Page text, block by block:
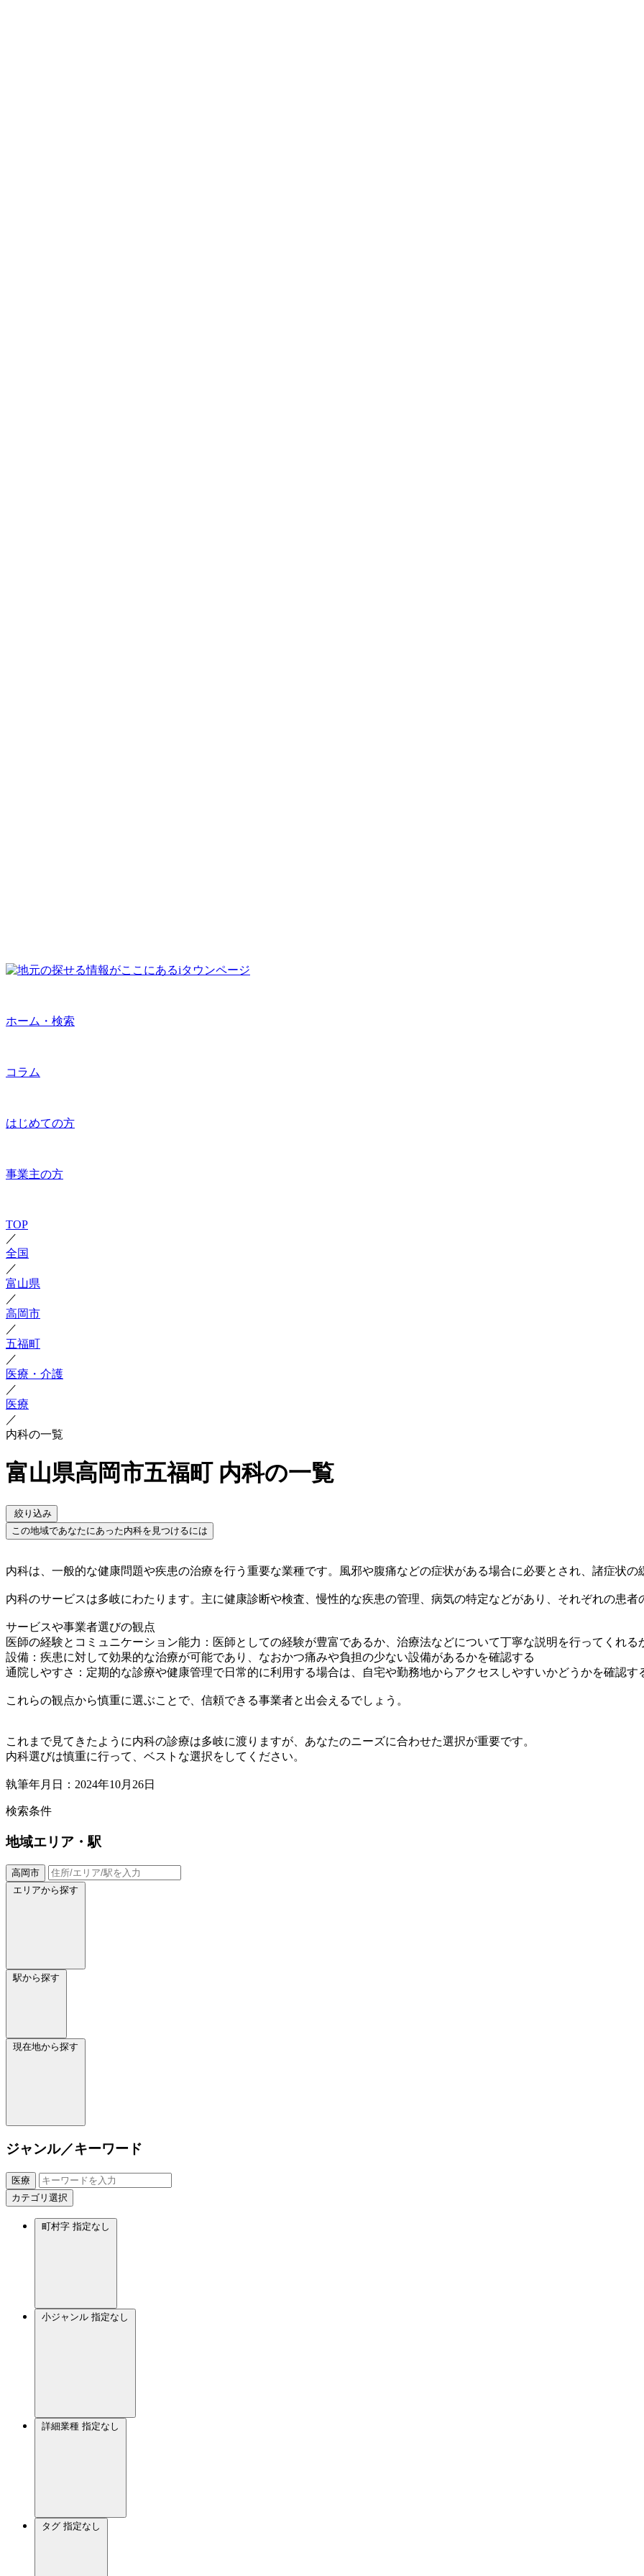
ホーム・検索
コラム
はじめての方
事業主の方
TOP
／
全国
／
富山県
／
高岡市
／
五福町
／
医療・介護
／
医療
／
内科の一覧
富山県高岡市五福町 内科の一覧
絞り込み
この地域であなたにあった内科を見つけるには
内科は、一般的な健康問題や疾患の治療を行う重要な業種です。風邪や腹痛などの症状がある場合に必要とされ、諸症状の
内科のサービスは多岐にわたります。主に健康診断や検査、慢性的な疾患の管理、病気の特定などがあり、それぞれの患者
サービスや事業者選びの観点
医師の経験とコミュニケーション能力：医師としての経験が豊富であるか、治療法などについて丁寧な説明を行ってくれる
設備：疾患に対して効果的な治療が可能であり、なおかつ痛みや負担の少ない設備があるかを確認する
通院しやすさ：定期的な診療や健康管理で日常的に利用する場合は、自宅や勤務地からアクセスしやすいかどうかを確認す
これらの観点から慎重に選ぶことで、信頼できる事業者と出会えるでしょう。
これまで見てきたように内科の診療は多岐に渡りますが、あなたのニーズに合わせた選択が重要です。
内科選びは慎重に行って、ベストな選択をしてください。
執筆年月日：2024年10月26日
検索条件
地域エリア・駅
高岡市
エリアから探す
駅から探す
現在地から探す
ジャンル／キーワード
医療
カテゴリ選択
町村字 指定なし
小ジャンル 指定なし
詳細業種 指定なし
タグ 指定なし